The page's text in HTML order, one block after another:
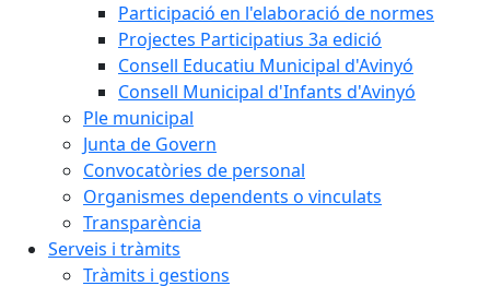
Participació en l'elaboració de normes
Projectes Participatius 3a edició
Consell Educatiu Municipal d'Avinyó
Consell Municipal d'Infants d'Avinyó
Ple municipal
Junta de Govern
Convocatòries de personal
Organismes dependents o vinculats
Transparència
Serveis i tràmits
Tràmits i gestions